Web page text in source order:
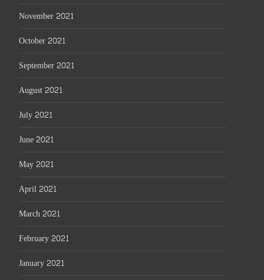
November 2021
October 2021
September 2021
August 2021
July 2021
June 2021
May 2021
April 2021
March 2021
February 2021
January 2021